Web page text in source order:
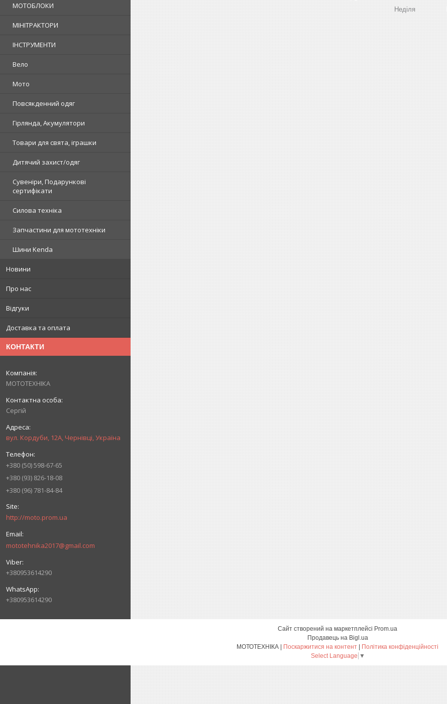
МОТОБЛОКИ
МІНІТРАКТОРИ
ІНСТРУМЕНТИ
Вело
Мото
Повсякденний одяг
Гірлянда, Акумулятори
Товари для свята, іграшки
Дитячий захист/одяг
Сувеніри, Подарункові
сертифікати
Силова техніка
Запчастини для мототехніки
Шини Kenda
Новини
Про нас
Відгуки
Доставка та оплата
КОНТАКТИ
МОТОТЕХНІКА
Сергій
вул. Кордуби, 12А, Чернівці, Україна
+380 (50) 598-67-65
+380 (93) 826-18-08
+380 (96) 781-84-84
http://moto.prom.ua
mototehnika2017@gmail.com
+380953614290
+380953614290
Неділя
Сайт створений на маркетплейсі Prom.ua
Продавець на Bigl.ua
МОТОТЕХНІКА | Поскаржитися на контент | Політика конфіденційності
Select Language ▼